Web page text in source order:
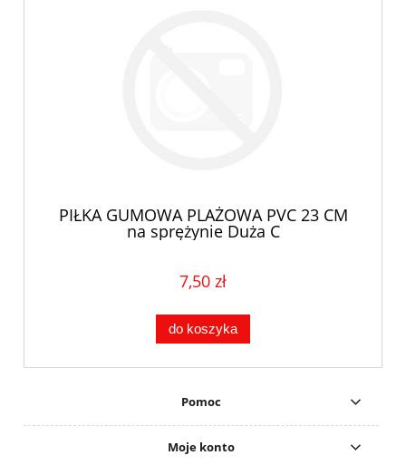
PIŁKA GUMOWA PLAŻOWA PVC 23 CM
na sprężynie Duża C
7,50 zł
do koszyka
Pomoc
Moje konto